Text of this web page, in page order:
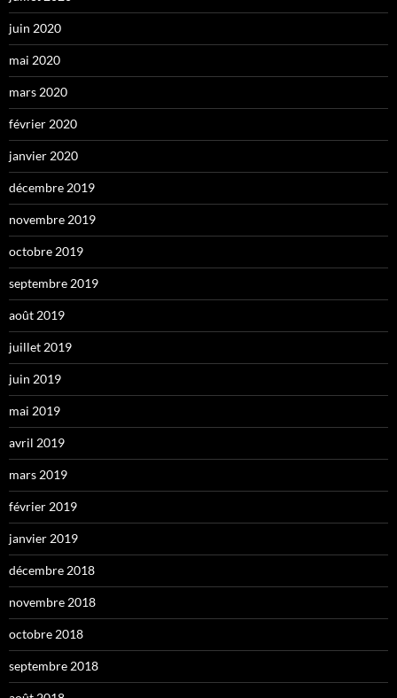
juin 2020
mai 2020
mars 2020
février 2020
janvier 2020
décembre 2019
novembre 2019
octobre 2019
septembre 2019
août 2019
juillet 2019
juin 2019
mai 2019
avril 2019
mars 2019
février 2019
janvier 2019
décembre 2018
novembre 2018
octobre 2018
septembre 2018